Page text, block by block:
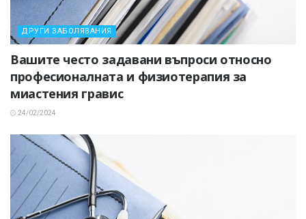
ДРУГИ ЗАБОЛЯВАНИЯ
Вашите често задавани въпроси относно
професионалната и физиотерапия за
миастения гравис
24/02/2024